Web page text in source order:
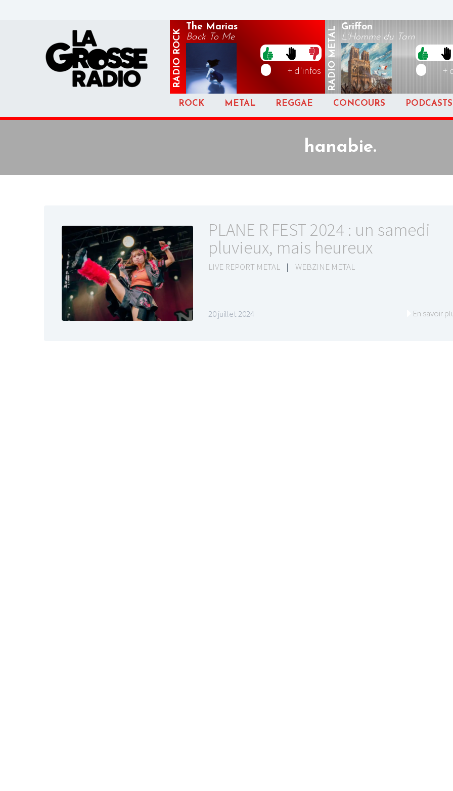
RADIO
ROCK
The Marias
Back To Me
+ d'infos RADIO
METAL Griffon
L'Homme du Tarn
+
ROCK METAL REGGAE CONCOURS PODCASTS
hanabie.
PLANE R FEST 2024 : un samedi
pluvieux, mais heureux
LIVE REPORT METAL | WEBZINE METAL
20 juillet 2024 En savoir